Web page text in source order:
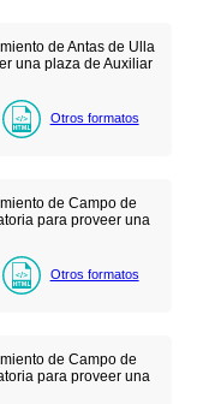
de Antas de Ulla
una plaza de Auxiliar
Otros formatos
de Campo de
para proveer una
Otros formatos
de Campo de
para proveer una